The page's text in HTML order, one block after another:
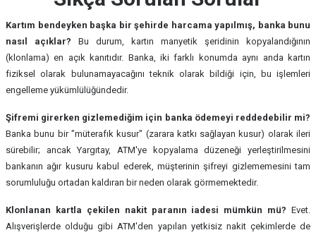
Kartım bendeyken başka bir şehirde harcama yapılmış, banka bunu
nasıl açıklar? Bu durum, kartın manyetik şeridinin kopyalandığının
(klonlama) en açık kanıtıdır. Banka, iki farklı konumda aynı anda kartın
fiziksel olarak bulunamayacağını teknik olarak bildiği için, bu işlemleri
engelleme yükümlülüğündedir.
Şifremi girerken gizlemediğim için banka ödemeyi reddedebilir mi?
Banka bunu bir "müterafık kusur" (zarara katkı sağlayan kusur) olarak ileri
sürebilir; ancak Yargıtay, ATM'ye kopyalama düzeneği yerleştirilmesini
bankanın ağır kusuru kabul ederek, müşterinin şifreyi gizlememesini tam
sorumluluğu ortadan kaldıran bir neden olarak görmemektedir.
Klonlanan kartla çekilen nakit paranın iadesi mümkün mü? Evet.
Alışverişlerde olduğu gibi ATM'den yapılan yetkisiz nakit çekimlerde de